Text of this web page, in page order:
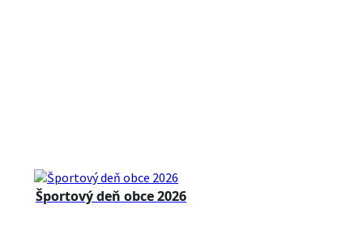
Športový deň obce 2026